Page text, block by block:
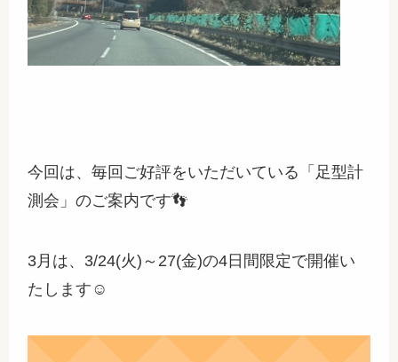
今回は、毎回ご好評をいただいている「足型計
測会」のご案内です👣
3月は、3/24(火)～27(金)の4日間限定で開催い
たします☺